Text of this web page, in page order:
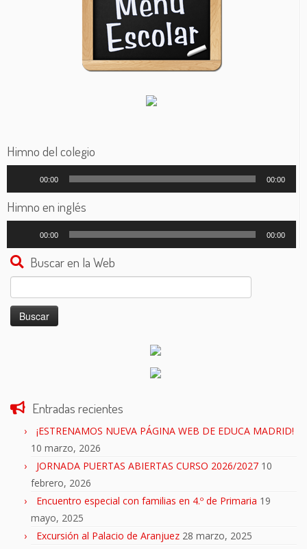
Himno del colegio
audio
00:00 00:00
Himno en inglés
audio
00:00 00:00
Buscar en la Web
Entradas recientes
¡ESTRENAMOS NUEVA PÁGINA WEB DE EDUCA MADRID!
10 marzo, 2026
JORNADA PUERTAS ABIERTAS CURSO 2026/2027 10
febrero, 2026
Encuentro especial con familias en 4.º de Primaria 19
mayo, 2025
Excursión al Palacio de Aranjuez 28 marzo, 2025